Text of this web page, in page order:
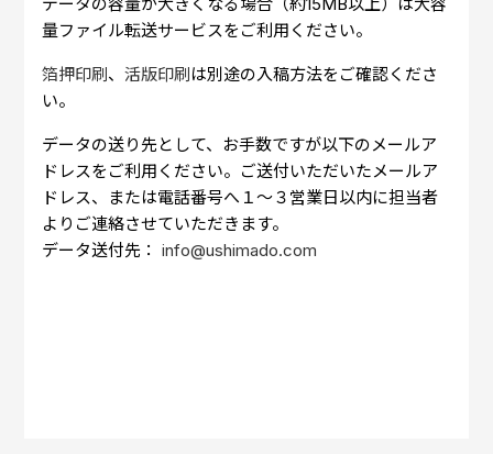
量ファイル転送サービスをご利用ください。
箔押印刷、活版印刷は別途の入稿方法をご確認くださ
い。
データの送り先として、お手数ですが以下のメールア
ドレスをご利用ください。ご送付いただいたメールア
ドレス、または電話番号へ１～３営業日以内に担当者
よりご連絡させていただきます。
データ送付先：info@ushimado.com